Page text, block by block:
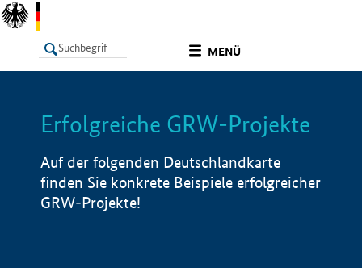
MENÜ
LISTE Info
Erfolgreiche GRW-Projekte
Auf der folgenden Deutschlandkarte
finden Sie konkrete Beispiele erfolgreicher
GRW-Projekte!